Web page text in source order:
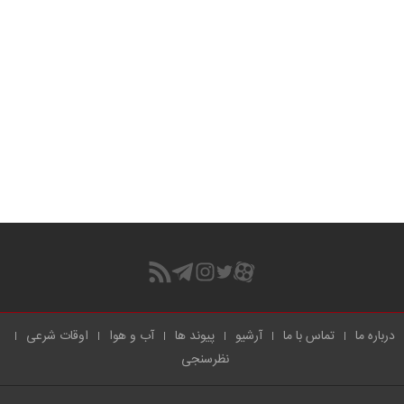
درباره ما تماس با ما آرشیو پیوند ها آب و هوا
اوقات شرعی
نظرسنجی